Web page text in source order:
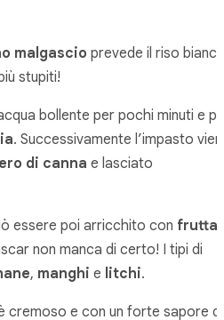
malgascio prevede il riso
stupiti!
bollente per pochi minuti e
. Successivamente l’impasto
di canna e lasciato
essere poi arricchito con frutta
non manca di certo! I tipi di
, manghi e litchi.
cremoso e con un forte sapore di